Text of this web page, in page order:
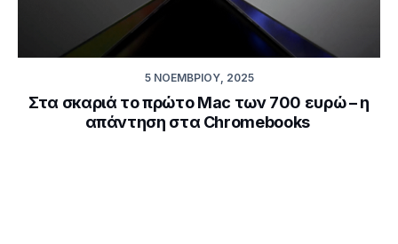
5 ΝΟΕΜΒΡΊΟΥ, 2025
Στα σκαριά το πρώτο Mac των 700 ευρώ – η
απάντηση στα Chromebooks